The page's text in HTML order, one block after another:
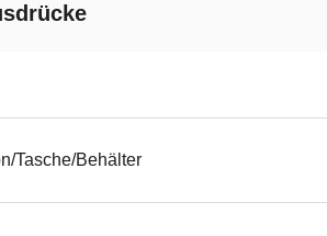
Tasche/Behälter